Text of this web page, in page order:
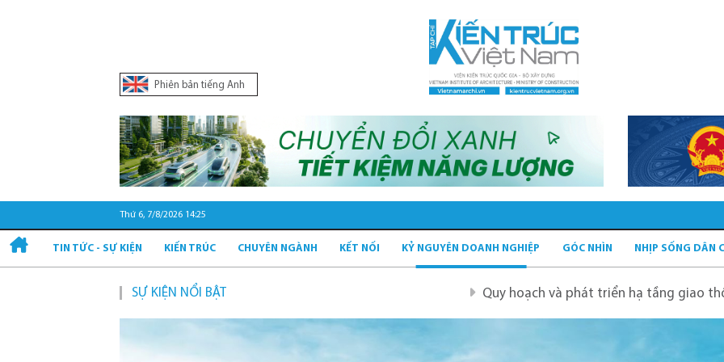
Phiên bản tiếng Anh
Thứ 6, 7/8/2026 14:25
TIN TỨC - SỰ KIỆN KIẾN TRÚC CHUYÊN NGÀNH KẾT NỐI KỶ NGUYÊN DOANH NGHIỆP GÓC NHÌN NHỊP SỐNG DÂN
SỰ KIỆN NỔI BẬT Quy hoạch và phát triển hạ tầng giao thông tĩnh xanh